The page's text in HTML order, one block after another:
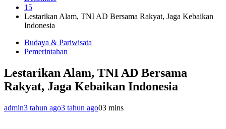
15
Lestarikan Alam, TNI AD Bersama Rakyat, Jaga Kebaikan
Indonesia
Budaya & Pariwisata
Pemerintahan
Lestarikan Alam, TNI AD Bersama
Rakyat, Jaga Kebaikan Indonesia
admin3 tahun ago3 tahun ago03 mins